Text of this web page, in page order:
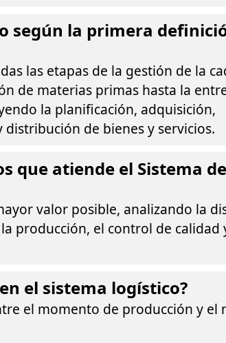
según la primera
las etapas de la gestión de la
de materias primas hasta la
la planificación, adquisición,
de bienes y servicios.
que atiende el Sistema de
valor posible, analizando la
producción, el control de calidad
el sistema logístico?
el momento de producción y el